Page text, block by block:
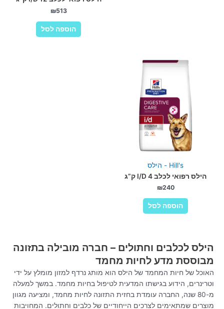
₪513
הוספה לסל
Hill's - הילס
הילס רפואי לכלב I/D 4 ק”ג
₪240
הוספה לסל
הילס לכלבים וחתולים – חברה מובילה בתזונה
מבוססת מדע לחיות מחמד
האוכל של חיות המחמד של הילס הוא מותג נרדף למזון מומלץ על ידי
וטרינרים, הידוע בגישתו המדעית לטיפול בחיות מחמד. במשך למעלה
מ-80 שנה, החברה עומדת בחזית התזונה לחיות מחמד, ומציעה מגוון
מוצרים שמתאימים לצרכים הייחודיים של כלבים וחתולים. המחויבות